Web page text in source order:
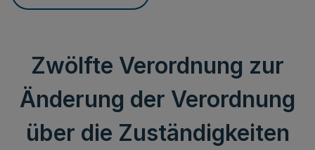
Zwölfte Verordnung zur
Änderung der Verordnung
über die Zuständigkeiten